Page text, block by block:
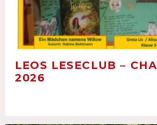
LEOS LESECLUB –
2026